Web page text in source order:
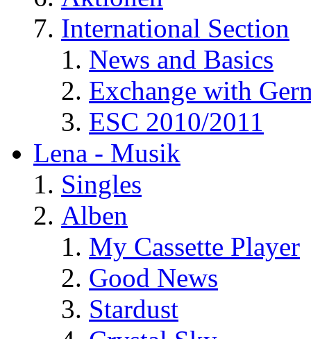
International Section
News and Basics
Exchange with
ESC 2010/2011
Lena - Musik
Singles
Alben
My Cassette Player
Good News
Stardust